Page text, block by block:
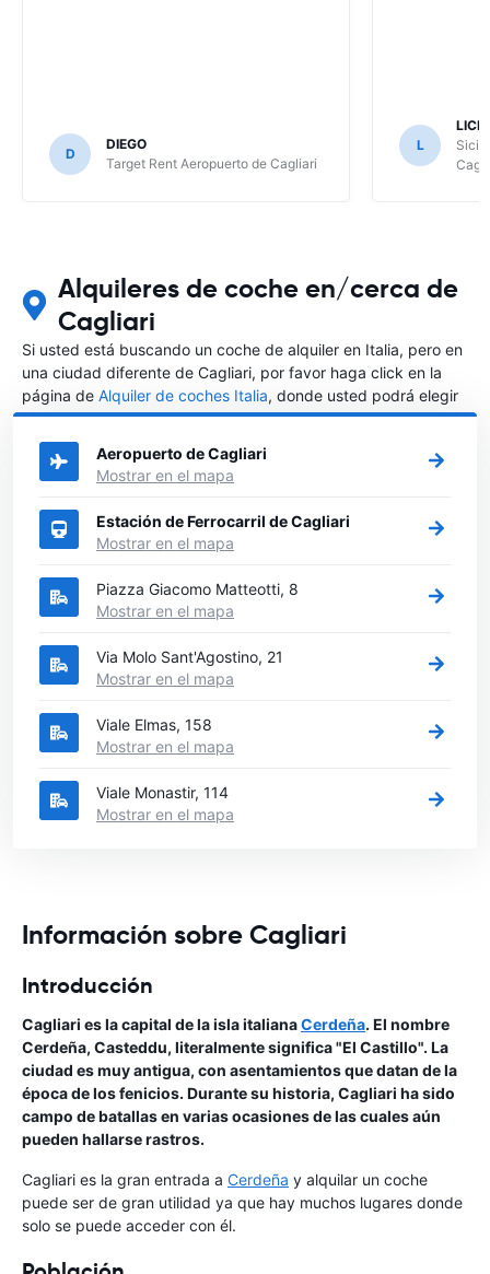
D
DIEGO
Target Rent Aeropuerto de Cagliari
L
Alquileres de coche en/cerca de
Cagliari
Si usted está buscando un coche de alquiler en Italia, pero en
una ciudad diferente de Cagliari, por favor haga click en la
página de Alquiler de coches Italia, donde usted podrá elegir
en qué ciudad de Italia desea alquilar un coche.
Aeropuerto de Cagliari
Mostrar en el mapa
Estación de Ferrocarril de Cagliari
Mostrar en el mapa
Piazza Giacomo Matteotti, 8
Mostrar en el mapa
Via Molo Sant'Agostino, 21
Mostrar en el mapa
Viale Elmas, 158
Mostrar en el mapa
Viale Monastir, 114
Mostrar en el mapa
Información sobre Cagliari
Introducción
Cagliari es la capital de la isla italianaCerdeña. El nombre
Cerdeña, Casteddu, literalmente significa "El Castillo". La
ciudad es muy antigua, con asentamientos que datan de la
época de los fenicios. Durante su historia, Cagliari ha sido
campo de batallas en varias ocasiones de las cuales aún
pueden hallarse rastros.
Cagliari es la gran entrada a Cerdeña y alquilar un coche
puede ser de gran utilidad ya que hay muchos lugares donde
solo se puede acceder con él.